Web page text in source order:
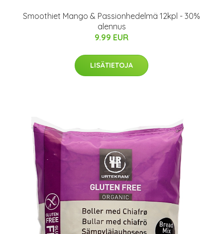
Smoothiet Mango & Passionhedelmä 12kpl - 30%
alennus
9.99 EUR
LISÄTIETOJA